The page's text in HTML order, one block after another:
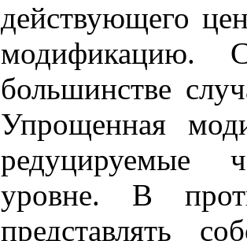
действующего
модификацию.
большинстве
Упрощенная
редуцируемые
уровне. В
представлять